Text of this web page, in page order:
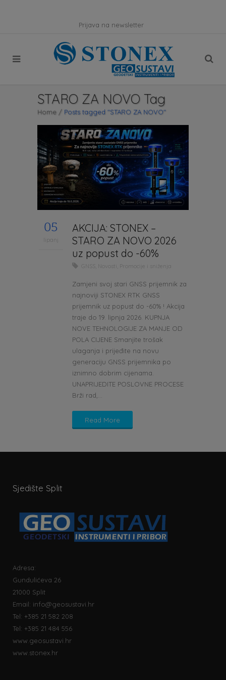
Prijava na newsletter
STARO ZA NOVO Tag
Home / Posts tagged "STARO ZA NOVO"
05
lipanj
AKCIJA: STONEX –
STARO ZA NOVO 2026
uz popust do -60%
Novosti Promocije i sniženja
Zamjeni svoj stari GNSS prijemnik za
najnoviji STONEX RTK GNSS
prijemnik uz popust do -60% ! Akcija
traje do 19. lipnja 2026. KUPNJA
NOVE TEHNOLOGIJE ZA MANJE OD
POLA CIJENE Smanjite trošak
ulaganja i prijeđite na novu
generaciju GNSS prijemnika po
iznimno dobrim cijenama.
UNAPRIJEDITE POSLOVNE PROCESE
Brži rad,...
Read More
Sjedište Split
Adresa:
Gundulićeva 26
21000 Split
Email: info@geosustavi.hr
Tel: +385 21 582 208
Tel: +385 21 484 556
www.geosustavi.hr
www.stonex.hr